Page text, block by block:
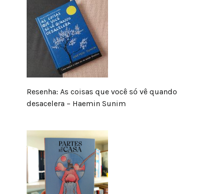
Resenha: As coisas que você só vê quando
desacelera – Haemin Sunim